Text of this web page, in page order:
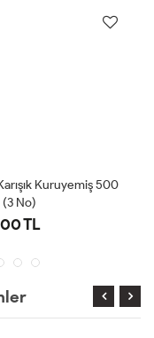
Kuruyemiş 500
No)
TL